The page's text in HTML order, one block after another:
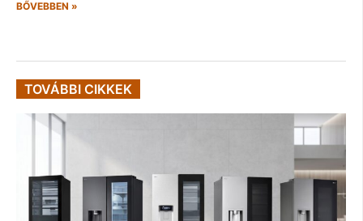
BŐVEBBEN »
TOVÁBBI CIKKEK